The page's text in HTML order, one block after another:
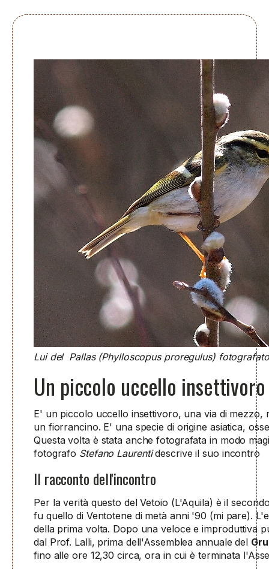
Lui del Pallas (Phylloscopus proregulus)
Un piccolo uccello
E' un piccolo uccello insettivoro, una via di
un fiorrancino. E' una specie di origine asiatica,
Questa volta è stata anche fotografata in modo
fotografo Stefano Laurentidescrive il suo incontro
Il racconto dell'incontro
Per la verità questo del Vetoio (L'Aquila) è il
fu quello di Ventotene di metà anni '90 (mi pare).
della prima volta. Dopo una veloce e improduttiva
dal Prof. Lalli, prima dell'Assemblea annuale del
fino alle ore 12,30 circa, ora in cui è terminata